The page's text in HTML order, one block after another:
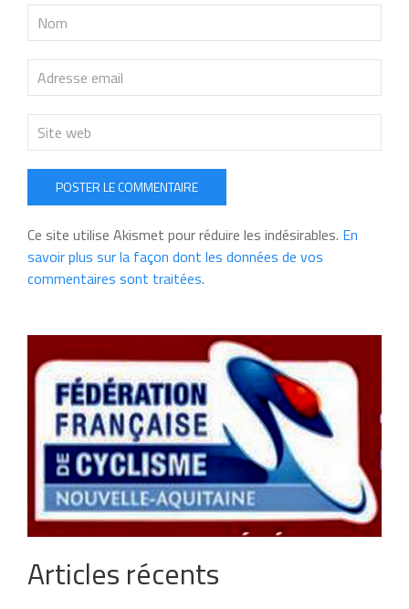
POSTER LE COMMENTAIRE
Ce site utilise Akismet pour réduire les indésirables. En
savoir plus sur la façon dont les données de vos
commentaires sont traitées.
Articles récents